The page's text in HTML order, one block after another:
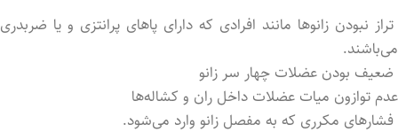
تراز نبودن زانوها مانند افرادی که دارای پاهای پرانتزی و یا ضربدری
می‌باشند.
ضعیف بودن عضلات چهار سر زانو
عدم توازون میات عضلات داخل ران و کشاله‌ها
فشارهای مکرری که به مفصل زانو وارد می‌شود.